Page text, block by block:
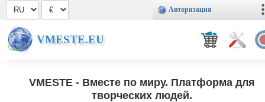
Авторизация
VMESTE.EU
VMESTE - Вместе по миру. Платформа для
творческих людей.